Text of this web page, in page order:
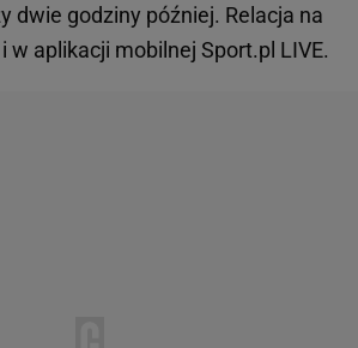
dwie godziny później. Relacja na
w aplikacji mobilnej Sport.pl LIVE.